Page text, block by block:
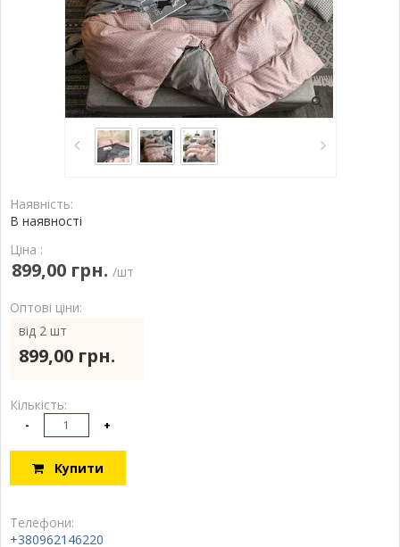
Наявність:
В наявності
Ціна :
899,00 грн. /шт
Оптові ціни:
від 2 шт
899,00 грн.
Кількість:
- +
Купити
Телефони:
+380962146220